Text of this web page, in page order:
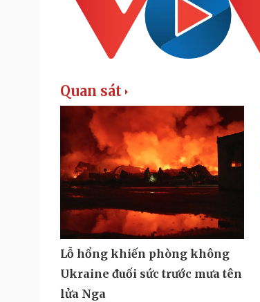
Quan sát
Lỗ hổng khiến phòng không
Ukraine đuối sức trước mưa tên
lửa Nga